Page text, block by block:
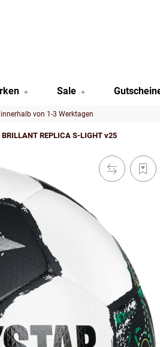
Sale
von 1-3 Werktagen
REPLICA S-LIGHT v25